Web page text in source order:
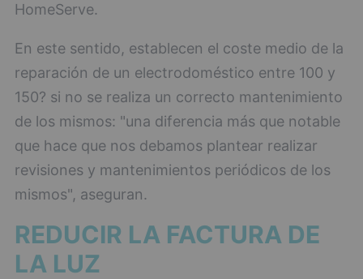
HomeServe.
En este sentido, establecen el coste medio de la
reparación de un electrodoméstico entre 100 y
150? si no se realiza un correcto mantenimiento
de los mismos: "una diferencia más que notable
que hace que nos debamos plantear realizar
revisiones y mantenimientos periódicos de los
mismos", aseguran.
REDUCIR LA FACTURA DE
LA LUZ